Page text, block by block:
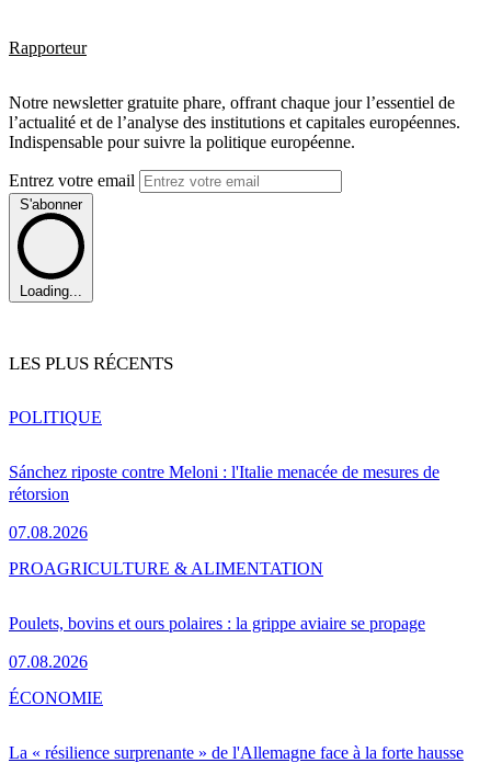
Rapporteur
Notre newsletter gratuite phare, offrant chaque jour l’essentiel de
l’actualité et de l’analyse des institutions et capitales européennes.
Indispensable pour suivre la politique européenne.
Entrez votre email
S'abonner
Loading...
LES PLUS RÉCENTS
Sánchez riposte contre Meloni : l'Italie menacée de mesures de
rétorsion
07.08.2026
POLITIQUE
Poulets, bovins et ours polaires : la grippe aviaire se propage
07.08.2026
PROAGRICULTURE & ALIMENTATION
La « résilience surprenante » de l'Allemagne face à la forte hausse
ÉCONOMIE